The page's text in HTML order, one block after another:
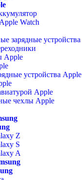
Watch
зарядные устройства
Apple
устройства Apple
Apple
чехлы Apple
Z
S
A